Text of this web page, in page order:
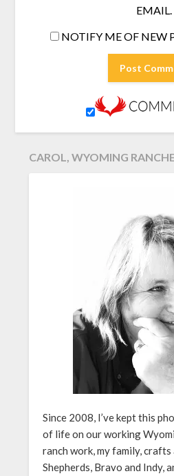
EMAIL.
NOTIFY ME OF NEW
CAROL, WYOMING
Since 2008, I’ve kept this
of life on our working
ranch work, my family, crafts
Shepherds, Bravo and Indy,